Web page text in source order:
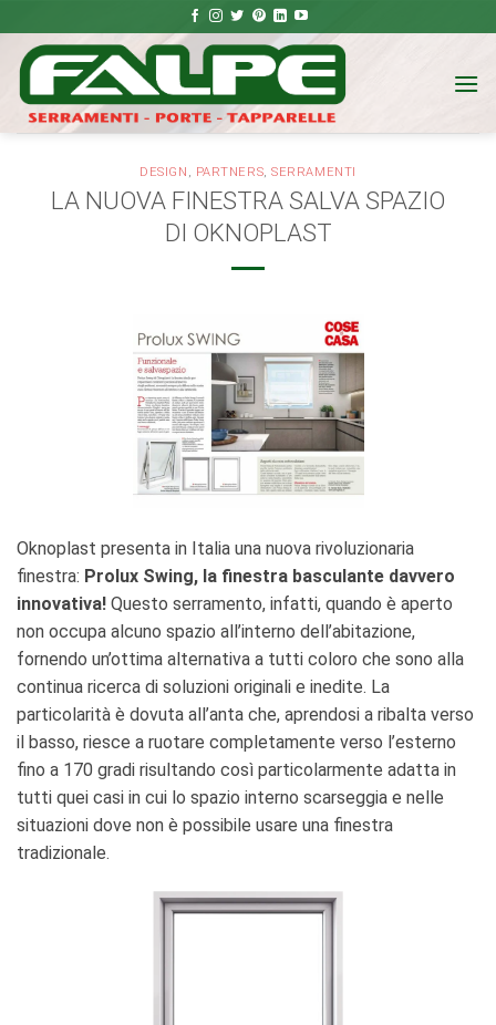
ai
contenuti
DESIGN , PARTNERS,SERRAMENTI
LA NUOVA FINESTRA SALVA SPAZIO
DI OKNOPLAST
Oknoplast presenta in Italia una nuova rivoluzionaria
finestra: Prolux Swing, la finestra basculante davvero
innovativa! Questo serramento, infatti, quando è aperto
non occupa alcuno spazio all’interno dell’abitazione,
fornendo un’ottima alternativa a tutti coloro che sono alla
continua ricerca di soluzioni originali e inedite. La
particolarità è dovuta all’anta che, aprendosi a ribalta verso
il basso, riesce a ruotare completamente verso l’esterno
fino a 170 gradi risultando così particolarmente adatta in
tutti quei casi in cui lo spazio interno scarseggia e nelle
situazioni dove non è possibile usare una finestra
tradizionale.